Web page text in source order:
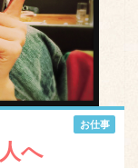
お仕事
へ